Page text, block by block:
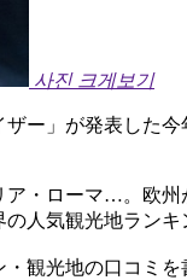
사진 크게보기
ー」が発表し
・ローマ…。欧
人気観光地ラ
観光地の口コミ